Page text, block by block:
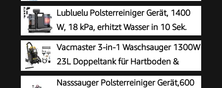
Teppichreiniger und Textilreiniger –
Waschsauger für Teppich, Polster Autositze &
Sofa
Lubluelu Polsterreiniger Gerät, 1400
W, 18 kPa, erhitzt Wasser in 10 Sek.
Vacmaster 3-in-1 Waschsauger 1300W
23L Doppeltank für Hartboden &
Teppich
Nasssauger Polsterreiniger Gerät,600